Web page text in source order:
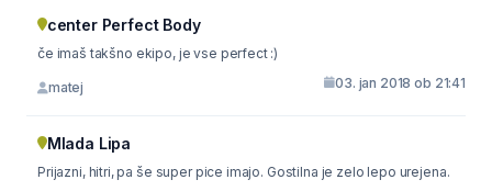
center Perfect Body
če imaš takšno ekipo, je vse perfect :)
matej 03. jan 2018 ob 21:41
Mlada Lipa
Prijazni, hitri, pa še super pice imajo. Gostilna je zelo lepo urejena.